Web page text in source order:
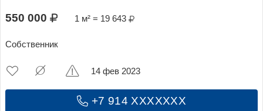
550 000 1 м² = 19 643
Собственник
+7 914 XXXXXXX
14 фев 2023